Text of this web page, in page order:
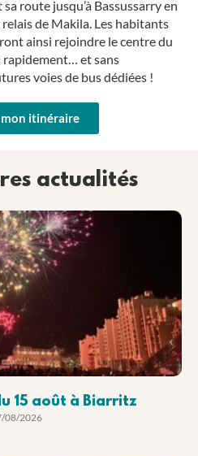
route jusqu’à Bassussarry en
de Makila. Les habitants
ainsi rejoindre le centre du
rapidement… et sans
voies de bus dédiées !
itinéraire
actualités
15 août à Biarritz
08/2026